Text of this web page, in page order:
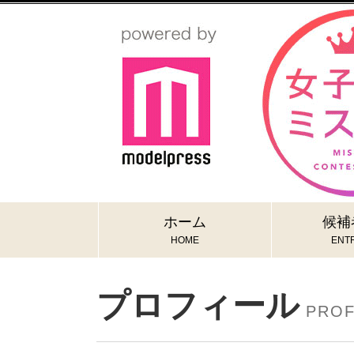
ホーム
HOME
候補
プロフィール